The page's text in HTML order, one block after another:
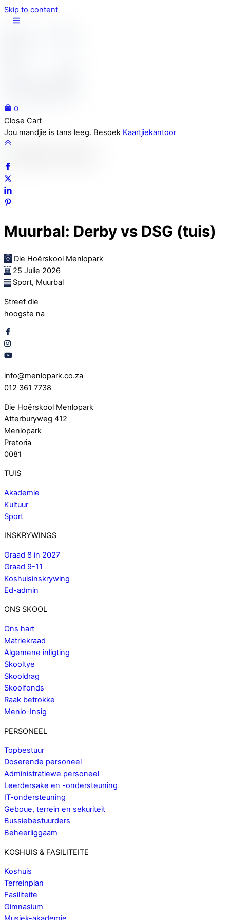
Skip to content
0
Close Cart
Jou mandjie is tans leeg. Besoek Kaartjiekantoor
Muurbal: Derby vs DSG (tuis)
Die Hoërskool Menlopark
25 Julie 2026
Sport, Muurbal
Streef die
hoogste na
info@menlopark.co.za
012 361 7738
Die Hoërskool Menlopark
Atterburyweg 412
Menlopark
Pretoria
0081
TUIS
Akademie
Kultuur
Sport
INSKRYWINGS
Graad 8 in 2027
Graad 9-11
Koshuisinskrywing
Ed-admin
ONS SKOOL
Ons hart
Matriekraad
Algemene inligting
Skooltye
Skooldrag
Skoolfonds
Raak betrokke
Menlo-Insig
PERSONEEL
Topbestuur
Doserende personeel
Administratiewe personeel
Leerdersake en -ondersteuning
IT-ondersteuning
Geboue, terrein en sekuriteit
Bussiebestuurders
Beheerliggaam
KOSHUIS & FASILITEITE
Koshuis
Terreinplan
Fasiliteite
Gimnasium